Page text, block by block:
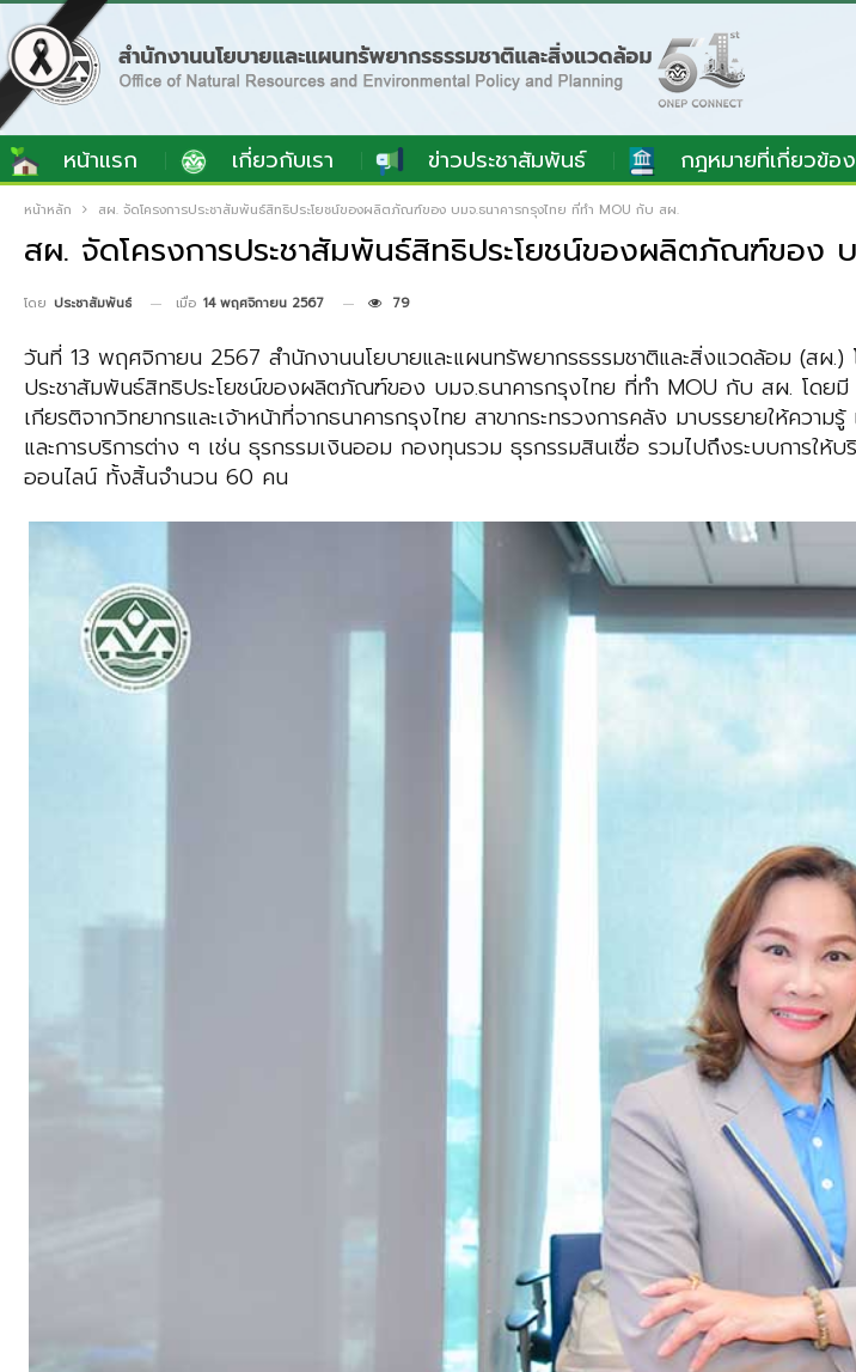
หน้าแรก เกี่ยวกับเรา ข่าวประชาสัมพันธ์ กฎหมายที่เกี่ยวข้อง
หน้าหลัก สผ. จัดโครงการประชาสัมพันธ์สิทธิประโยชน์ของผลิตภัณฑ์ของ บมจ.ธนาคารกรุงไทย ที่ทำ MOU กับ สผ.
สผ. จัดโครงการประชาสัมพันธ์สิทธิประโยชน์ของผลิตภัณฑ์ของ
โดย ประชาสัมพันธ์ เมื่อ 14 พฤศจิกายน 2567 79
วันที่ 13 พฤศจิกายน 2567 สำนักงานนโยบายและแผนทรัพยากรธรรมชาติและสิ่งแวดล้อม (สผ
ประชาสัมพันธ์สิทธิประโยชน์ของผลิตภัณฑ์ของ บมจ.ธนาคารกรุงไทย ที่ทำ MOU กับ สผ. โดยมี
เกียรติจากวิทยากรและเจ้าหน้าที่จากธนาคารกรุงไทย สาขากระทรวงการคลัง มาบรรยายให้ควา
และการบริการต่าง ๆ เช่น ธุรกรรมเงินออม กองทุนรวม ธุรกรรมสินเชื่อ รวมไปถึงระบบการใ
ออนไลน์ ทั้งสิ้นจำนวน 60 คน